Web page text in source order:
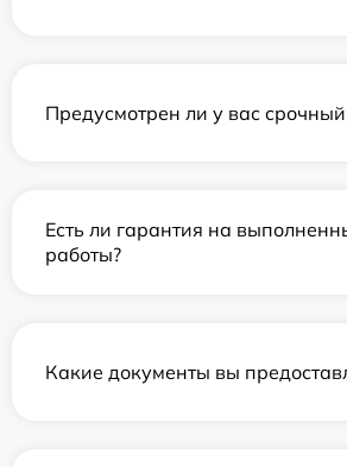
Предусмотрен ли у вас
Есть ли гарантия на
работы?
Какие документы вы